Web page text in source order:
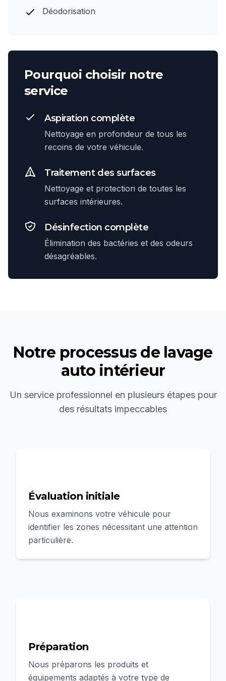
Déodorisation
Pourquoi choisir notre
service
Aspiration complète
Nettoyage en profondeur de tous les
recoins de votre véhicule.
Traitement des surfaces
Nettoyage et protection de toutes les
surfaces intérieures.
Désinfection complète
Élimination des bactéries et des odeurs
désagréables.
Notre processus de lavage
auto intérieur
Un service professionnel en plusieurs étapes pour
des résultats impeccables
Évaluation initiale
Nous examinons votre véhicule pour
identifier les zones nécessitant une attention
particulière.
Préparation
Nous préparons les produits et
équipements adaptés à votre type de